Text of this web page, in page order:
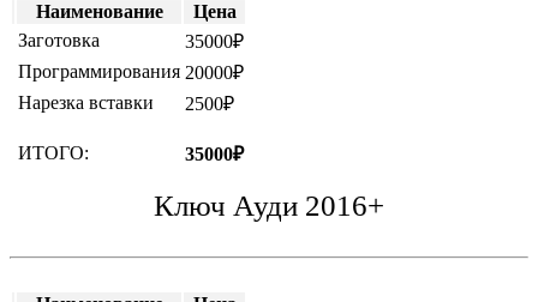
Наименование
Цена
Заготовка
35000₽
Программирования 20000₽
Нарезка вставки
2500₽
ИТОГО: 35000₽
Ключ Ауди 2016+